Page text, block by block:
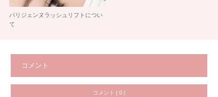
パリジェンヌラッシュリフトについ
て
コメント
コメント ( 0 )